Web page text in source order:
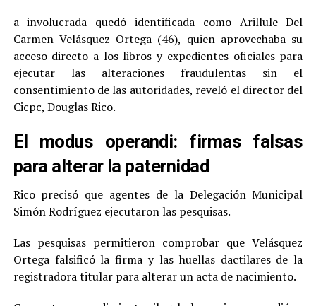
a involucrada quedó identificada como Arillule Del
Carmen Velásquez Ortega (46), quien aprovechaba su
acceso directo a los libros y expedientes oficiales para
ejecutar las alteraciones fraudulentas sin el
consentimiento de las autoridades, reveló el director del
Cicpc, Douglas Rico.
El modus operandi: firmas falsas
para alterar la paternidad
Rico precisó que agentes de la Delegación Municipal
Simón Rodríguez ejecutaron las pesquisas.
Las pesquisas permitieron comprobar que Velásquez
Ortega falsificó la firma y las huellas dactilares de la
registradora titular para alterar un acta de nacimiento.